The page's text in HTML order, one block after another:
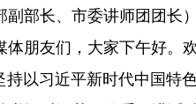
副部长、市委讲师团团长
朋友们，大家下午好。
持以习近平新时代中国特